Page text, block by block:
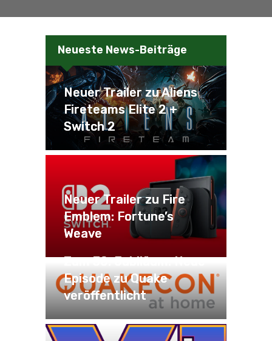
Neueste News-Beiträge
Neuer Trailer zu Aliens
Fireteams Elite 2 +
Switch 2
Neuer Trailer zu Fire
Emblem: Fortune’s
Weave
Zum 30. Jubiläum: Neue
Episode zu Quake
veröffentlicht